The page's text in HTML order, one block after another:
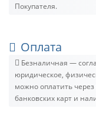
Покупателя.
Оплата
Безналичная —
юридическое,
можно оплатить
банковских карт и